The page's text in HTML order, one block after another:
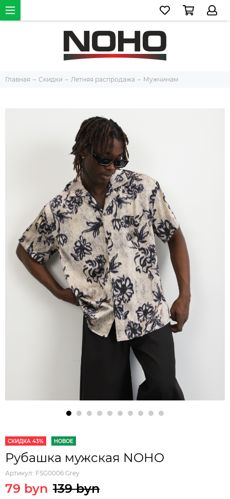
Главная Скидки Летняя распродажа Мужчинам
СКИДКА 43% НОВОЕ
Рубашка мужская NOHO
Артикул: FSG0006 Grey
79 byn 139 byn